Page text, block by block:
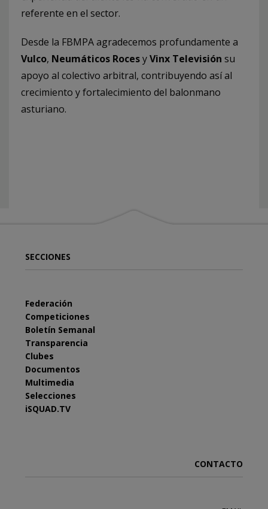
referente en el sector.
Desde la FBMPA agradecemos profundamente a
Vulco, Neumáticos RocesyVinx Televisión su
apoyo al colectivo arbitral, contribuyendo así al
crecimiento y fortalecimiento del balonmano
asturiano.
SECCIONES
Federación
Competiciones
Boletín Semanal
Transparencia
Clubes
Documentos
Multimedia
Selecciones
iSQUAD.TV
CONTACTO